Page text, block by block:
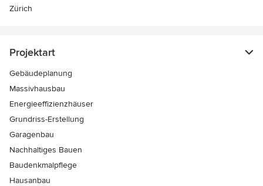
Zürich
Projektart
Gebäudeplanung
Massivhausbau
Energieeffizienzhäuser
Grundriss-Erstellung
Garagenbau
Nachhaltiges Bauen
Baudenkmalpflege
Hausanbau